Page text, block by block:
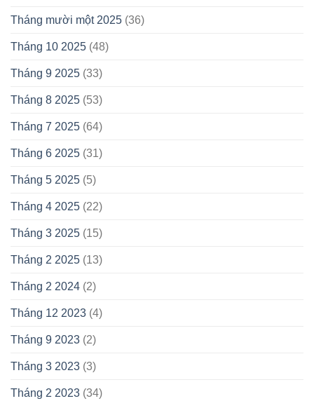
Tháng mười một 2025 (36)
Tháng 10 2025 (48)
Tháng 9 2025 (33)
Tháng 8 2025 (53)
Tháng 7 2025 (64)
Tháng 6 2025 (31)
Tháng 5 2025 (5)
Tháng 4 2025 (22)
Tháng 3 2025 (15)
Tháng 2 2025 (13)
Tháng 2 2024 (2)
Tháng 12 2023 (4)
Tháng 9 2023 (2)
Tháng 3 2023 (3)
Tháng 2 2023 (34)